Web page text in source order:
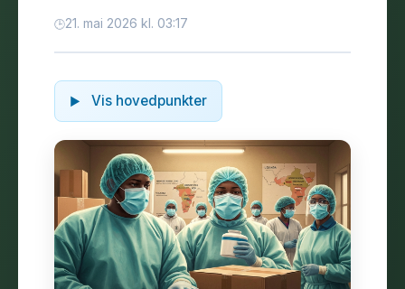
21. mai 2026 kl. 03:17
Vis hovedpunkter